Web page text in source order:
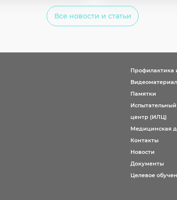
Все новости и статьи
Профилактика
Памятки
центр (ИЛЦ)
Медицинская
Контакты
Новости
Документы
Целевое